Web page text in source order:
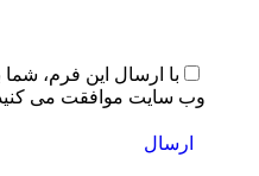
با ارسال این فرم، شما
وب سایت موافقت می
ارسال